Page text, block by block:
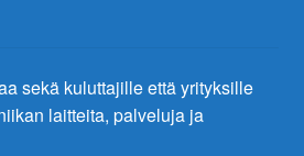
sekä kuluttajille että yrityksille
laitteita, palveluja ja